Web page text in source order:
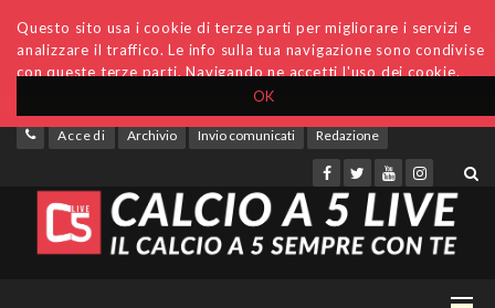
OK
Questo sito usa i cookie di terze parti per migliorare i servizi e
analizzare il traffico. Le info sulla tua navigazione sono condivise
con queste terze parti. Navigando ne accetti l'uso dei cookie.
Accedi Archivio Invio comunicati Redazione